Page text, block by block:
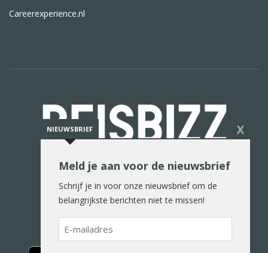
Careerexperience.nl
De reiswereld in woord en beeld
NIEUWSBRIEF X
Meld je aan voor de nieuwsbrief
Schrijf je in voor onze nieuwsbrief om de
belangrijkste berichten niet te missen!
E-
mailadres